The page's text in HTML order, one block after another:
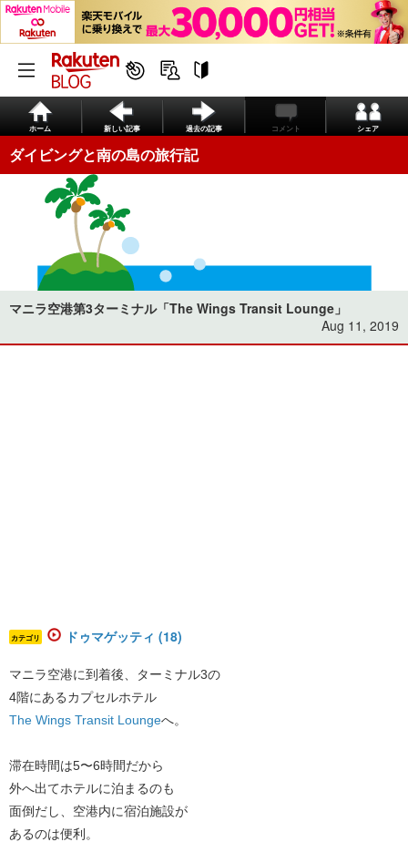
ホーム 新しい記事 過去の記事 コメント シェア
ダイビングと南の島の旅行記
マニラ空港第3ターミナル「The Wings Transit Lounge」
Aug 11, 2019
カテゴリ ドゥマゲッティ (18)
マニラ空港に到着後、ターミナル3の
4階にあるカプセルホテル
The Wings Transit Loungeへ。
滞在時間は5〜6時間だから
外へ出てホテルに泊まるのも
面倒だし、空港内に宿泊施設が
あるのは便利。